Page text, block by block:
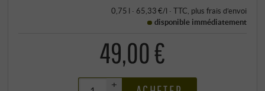
0,75 l · 65,33 €/l · TTC, plus frais d’envoi
disponible immédiatement
49,00 €
+